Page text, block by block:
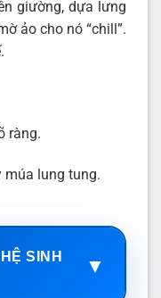
giường, dựa lưng
ảo cho nó “chill”.
ràng.
múa lung tung.
SINH
▼